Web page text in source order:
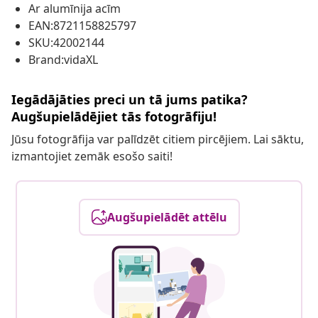
Ar alumīnija acīm
EAN:8721158825797
SKU:42002144
Brand:vidaXL
Iegādājāties preci un tā jums patika?
Augšupielādējiet tās fotogrāfiju!
Jūsu fotogrāfija var palīdzēt citiem pircējiem. Lai sāktu,
izmantojiet zemāk esošo saiti!
Augšupielādēt attēlu